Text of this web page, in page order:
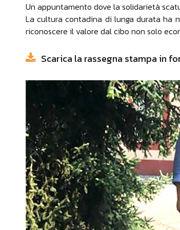
Un appuntamento dove la solidarietà
La cultura contadina di lunga durata ha
riconoscere il valore dal cibo non solo
Scarica la rassegna stampa in